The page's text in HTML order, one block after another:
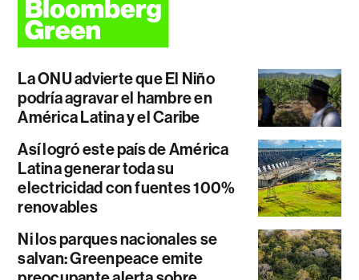
La ONU advierte que El Niño
podría agravar el hambre en
América Latina y el Caribe
Así logró este país de América
Latina generar toda su
electricidad con fuentes 100%
renovables
Ni los parques nacionales se
salvan: Greenpeace emite